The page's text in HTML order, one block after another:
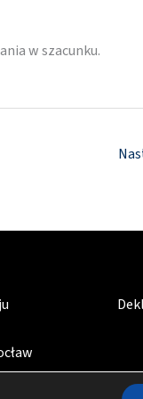
w szacunku.